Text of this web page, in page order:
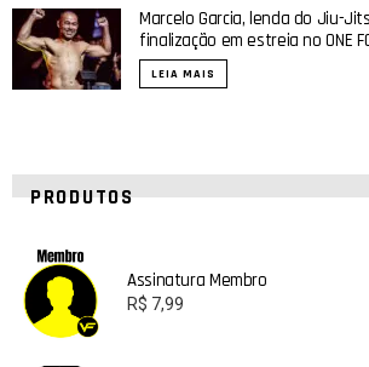
Marcelo Garcia, lenda do Jiu-
finalização em estreia no ONE
LEIA MAIS
PRODUTOS
Assinatura Membro
R$ 7,99